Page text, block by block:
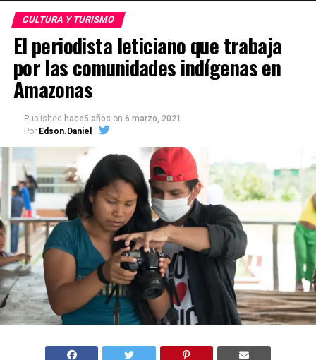
CULTURA Y TURISMO
El periodista leticiano que trabaja
por las comunidades indígenas en
Amazonas
Published hace5 años on 6 marzo, 2021
Por Edson.Daniel